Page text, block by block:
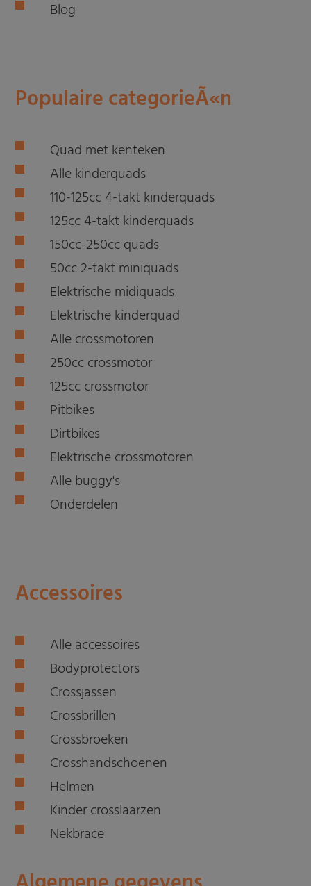
Blog
Populaire categorieÃ«n
Quad met kenteken
Alle kinderquads
110-125cc 4-takt kinderquads
125cc 4-takt kinderquads
150cc-250cc quads
50cc 2-takt miniquads
Elektrische midiquads
Elektrische kinderquad
Alle crossmotoren
250cc crossmotor
125cc crossmotor
Pitbikes
Dirtbikes
Elektrische crossmotoren
Alle buggy's
Onderdelen
Accessoires
Alle accessoires
Bodyprotectors
Crossjassen
Crossbrillen
Crossbroeken
Crosshandschoenen
Helmen
Kinder crosslaarzen
Nekbrace